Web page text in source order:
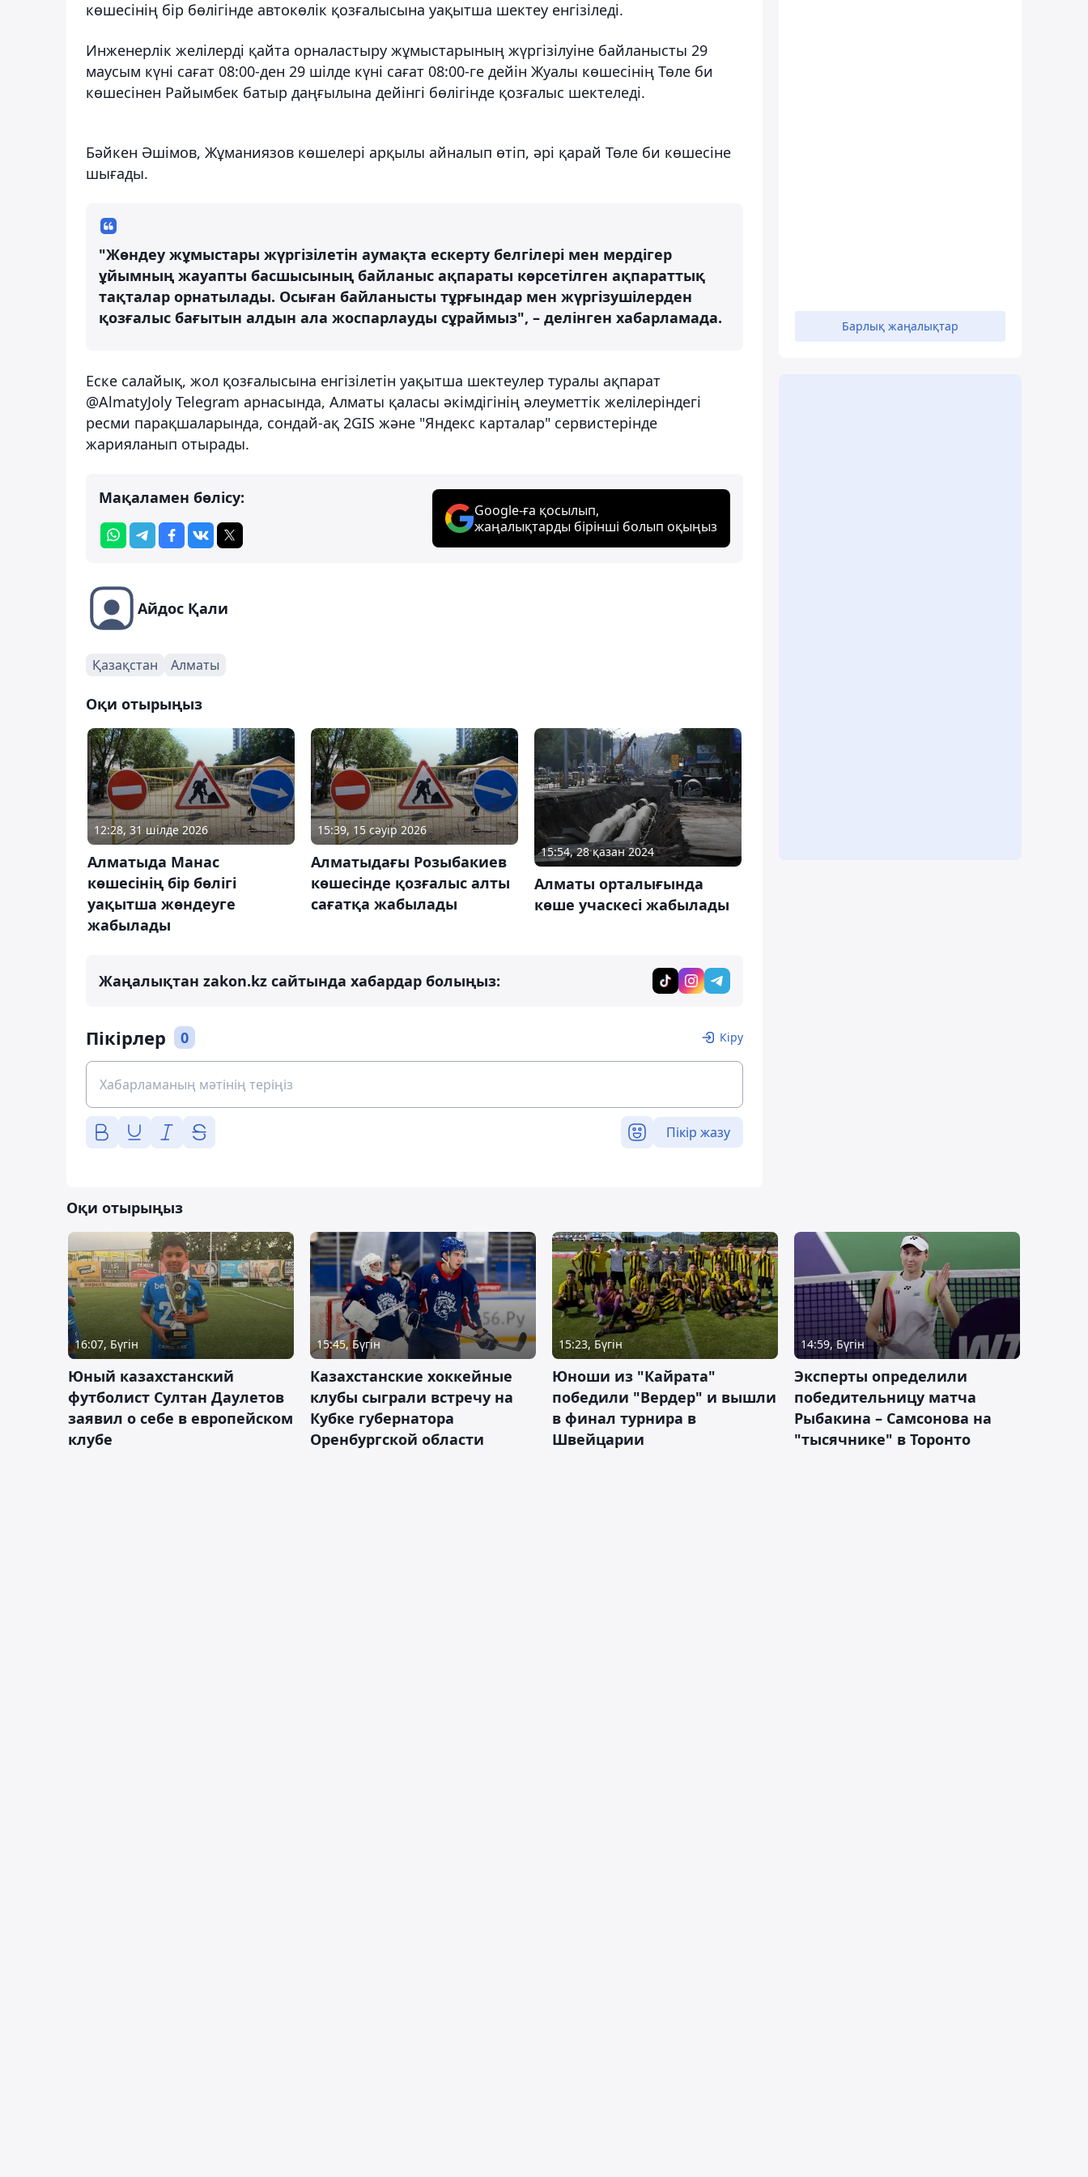
көшесінің бір бөлігінде автокөлік қозғалысына уақытша шектеу енгізіледі.
Инженерлік желілерді қайта орналастыру жұмыстарының жүргізілуіне байланысты 29
маусым күні сағат 08:00-ден 29 шілде күні сағат 08:00-ге дейін Жуалы көшесінің Төле би
көшесінен Райымбек батыр даңғылына дейінгі бөлігінде қозғалыс шектеледі.
Бәйкен Әшімов, Жұманиязов көшелері арқылы айналып өтіп, әрі қарай Төле би көшесіне
шығады.
"Жөндеу жұмыстары жүргізілетін аумақта ескерту белгілері мен мердігер
ұйымның жауапты басшысының байланыс ақпараты көрсетілген ақпараттық
тақталар орнатылады. Осыған байланысты тұрғындар мен жүргізушілерден
қозғалыс бағытын алдын ала жоспарлауды сұраймыз", – делінген хабарламада.
Еске салайық, жол қозғалысына енгізілетін уақытша шектеулер туралы ақпарат
@AlmatyJoly Telegram арнасында, Алматы қаласы әкімдігінің әлеуметтік желілеріндегі
ресми парақшаларында, сондай-ақ 2GIS және "Яндекс карталар" сервистерінде
жарияланып отырады.
Мақаламен бөлісу:
Google-ға қосылып,
жаңалықтарды бірінші болып оқыңыз
Айдос Қали
Қазақстан Алматы
Оқи отырыңыз
12:28, 31 шілде 2026
Алматыда Манас
көшесінің бір бөлігі
уақытша жөндеуге
жабылады
15:39, 15 сәуір 2026
Алматыдағы Розыбакиев
көшесінде қозғалыс алты
сағатқа жабылады
15:54, 28 қазан 2024
Алматы орталығында
көше учаскесі жабылады
Жаңалықтан zakon.kz сайтында хабардар болыңыз:
Пікірлер 0 Кіру
Пікір жазу
Барлық жаңалықтар
Оқи отырыңыз
16:07, Бүгін
Юный казахстанский
футболист Султан Даулетов
заявил о себе в европейском
клубе
15:45, Бүгін
Казахстанские хоккейные
клубы сыграли встречу на
Кубке губернатора
Оренбургской области
15:23, Бүгін
Юноши из "Кайрата"
победили "Вердер" и вышли
в финал турнира в
Швейцарии
14:59, Бүгін
Эксперты определили
победительницу матча
Рыбакина – Самсонова на
"тысячнике" в Торонто